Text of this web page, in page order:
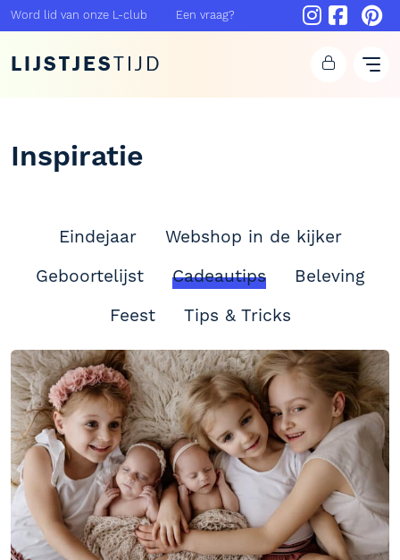
Word lid van onze L-club Een vraag?
LIJSTJESTIJD
Inspiratie
Eindejaar
Webshop in de kijker
Geboortelijst
Cadeautips
Beleving
Feest
Tips & Tricks